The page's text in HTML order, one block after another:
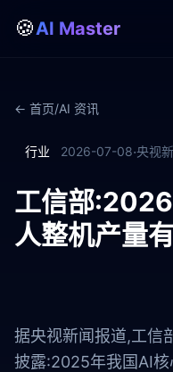
🍪AI Master
← 首页/AI 资讯
行业 2026-07-08·央视
工信部
人整机产量
据央视新闻报道,工信
披露:2025年我国AI核